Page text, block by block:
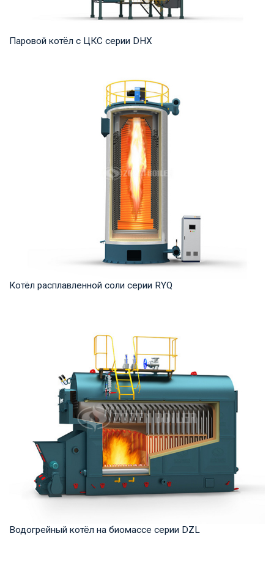
Паровой котёл с ЦКС серии DHX
продукта: 35-75 т/ч Температура на выходе...
Котёл расплавленной соли серии RYQ
мощность продукта: 1,200-35,000 кВт Температ...
Водогрейный котёл на биомассе серии DZL